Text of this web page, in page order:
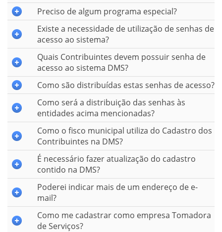
Preciso de algum programa especial?
Existe a necessidade de utilização de senhas de
acesso ao sistema?
Quais Contribuintes devem possuir senha de
acesso ao sistema DMS?
Como são distribuídas estas senhas de acesso?
Como será a distribuição das senhas às
entidades acima mencionadas?
Como o fisco municipal utiliza do Cadastro dos
Contribuintes na DMS?
É necessário fazer atualização do cadastro
contido na DMS?
Poderei indicar mais de um endereço de e-
mail?
Como me cadastrar como empresa Tomadora
de Serviços?